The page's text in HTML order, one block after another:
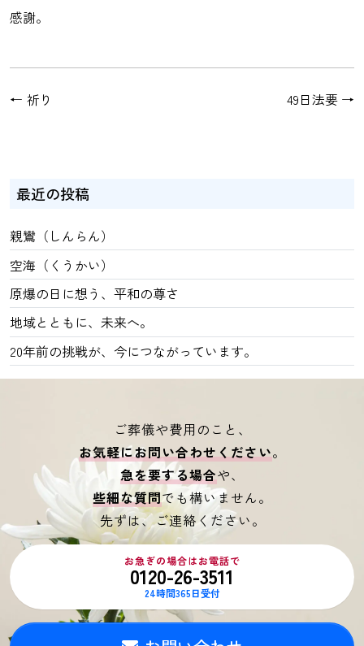
感謝。
← 祈り 49日法要 →
最近の投稿
親鸞（しんらん）
空海（くうかい）
原爆の日に想う、平和の尊さ
地域とともに、未来へ。
20年前の挑戦が、今につながっています。
ご葬儀や費用のこと、
お気軽にお問い合わせください。
急を要する場合や、
些細な質問でも構いません。
先ずは、ご連絡ください。
お急ぎの場合はお電話で
0120-26-3511
24時間365日受付